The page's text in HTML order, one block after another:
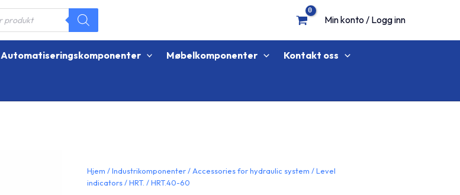
Min konto / Logg inn
Automatiseringskomponenter Møbelkomponenter Kontakt oss
Hjem /Industrikomponenter/ Accessories for hydraulic system /Level
indicators/HRT. / HRT.40-60